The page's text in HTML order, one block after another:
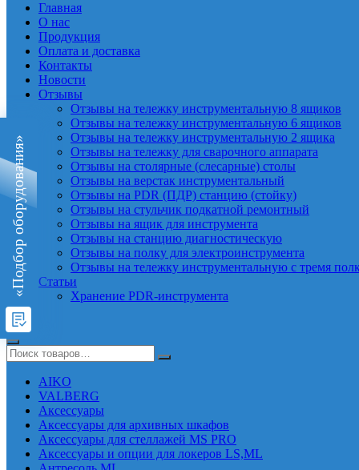
Главная
О нас
Продукция
Оплата и доставка
Контакты
Новости
Отзывы
Отзывы на тележку инструментальную 8 ящиков
Отзывы на тележку инструментальную 6 ящиков
Отзывы на тележку инструментальную 2 ящика
Отзывы на тележку для сварочного аппарата
Отзывы на столярные (слесарные) столы
Отзывы на верстак инструментальный
Отзывы на PDR (ПДР) станцию (стойку)
Отзывы на стульчик подкатной ремонтный
Отзывы на ящик для инструмента
Отзывы на станцию диагностическую
Отзывы на полку для электроинструмента
Отзывы на тележку инструментальную с тремя
Статьи
Хранение PDR-инструмента
AIKO
VALBERG
Аксессуары
Аксессуары для архивных шкафов
Аксессуары для стеллажей MS PRO
Аксессуары и опции для локеров LS,ML
«Подбор оборудования»